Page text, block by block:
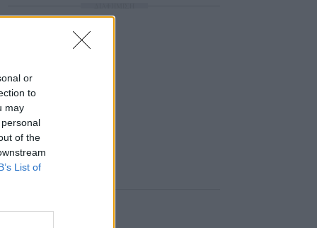
or
to
may
of the
List of